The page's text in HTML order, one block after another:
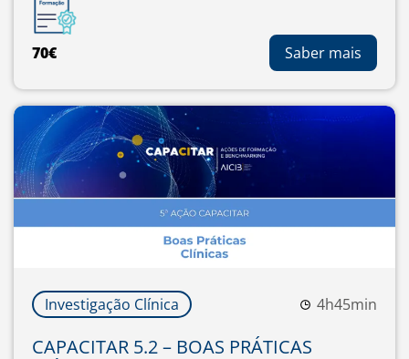
70€ Saber mais
CAPACITAR 5.2 – BOAS PRÁTICAS
Investigação Clínica 4h45min